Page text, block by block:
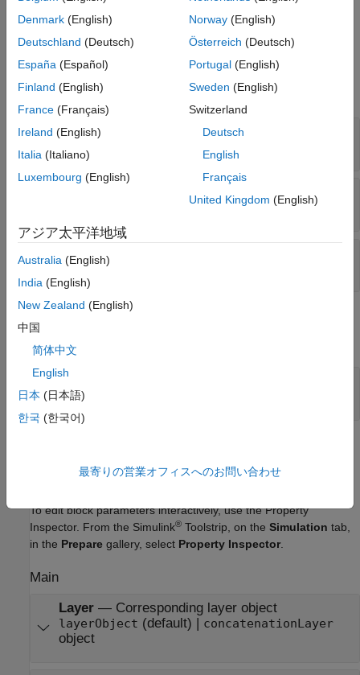
represent aconcatenationLayerobject.
Ports
Input
expand all
Port_1—
First input data
array
Second input data
scalar | vector | matrix
Port_N —
scalar | vector | matrix
expand all
Port_1
array
expand all
To edit block parameters interactively, use theProperty
Inspector. From the Simulink® Toolstrip, on the Simulation tab,
in the Prepare gallery, select Property Inspector
Main
Layer— Corresponding layer object
layerObject (default) | concatenationLayer
object
Denmark (English)
Deutschland (Deutsch)
España (Español)
Finland (English)
France (Français)
Ireland (English)
Italia (Italiano)
Luxembourg (English)
Norway(English)
Österreich (Deutsch)
Portugal(English)
Sweden (English)
Switzerland
Deutsch
English
Français
United Kingdom (English)
アジア太平洋地域
Australia (English)
India (English)
New Zealand (English)
中国
简体中文
English
日本 (日本語)
한국 (한국어)
最寄りの営業オフィスへのお問い合わせ